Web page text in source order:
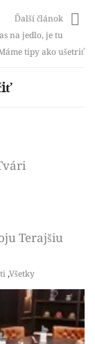
Ďalší článok
na jedlo, je tu
tipy ako ušetriť
Terajšiu
,Všetky